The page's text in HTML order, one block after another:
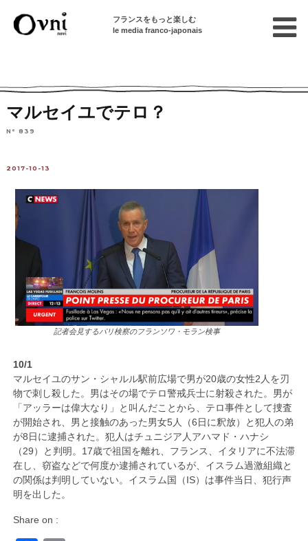
フランスをもっと楽しむ
le media franco-japonais
マルセイユでテロ？
N° 839
2017-10-13
記者会見するパリ検察のフランソワ・モラン検事
10/1
マルセイユのサン・シャルル駅前広場で男が20歳の女性2人を刃
物で刺し殺した。男はその場でテロ警戒兵士に射殺された。男が
「アッラーは偉大なり」と叫んだことから、テロ事件として捜査
が開始され、男と接触のあった男女5人（6日に釈放）と犯人の弟
が8日に逮捕された。犯人はチュニジア人アハマド・ハナシ
（29）と判明。17歳で祖国を離れ、フランス、イタリアに不法滞
在し、窃盗などで何度か逮捕されているが、イスラム過激組織と
の関係は判明していない。イスラム国（IS）は事件当日、犯行声
明を出した。
Share on :